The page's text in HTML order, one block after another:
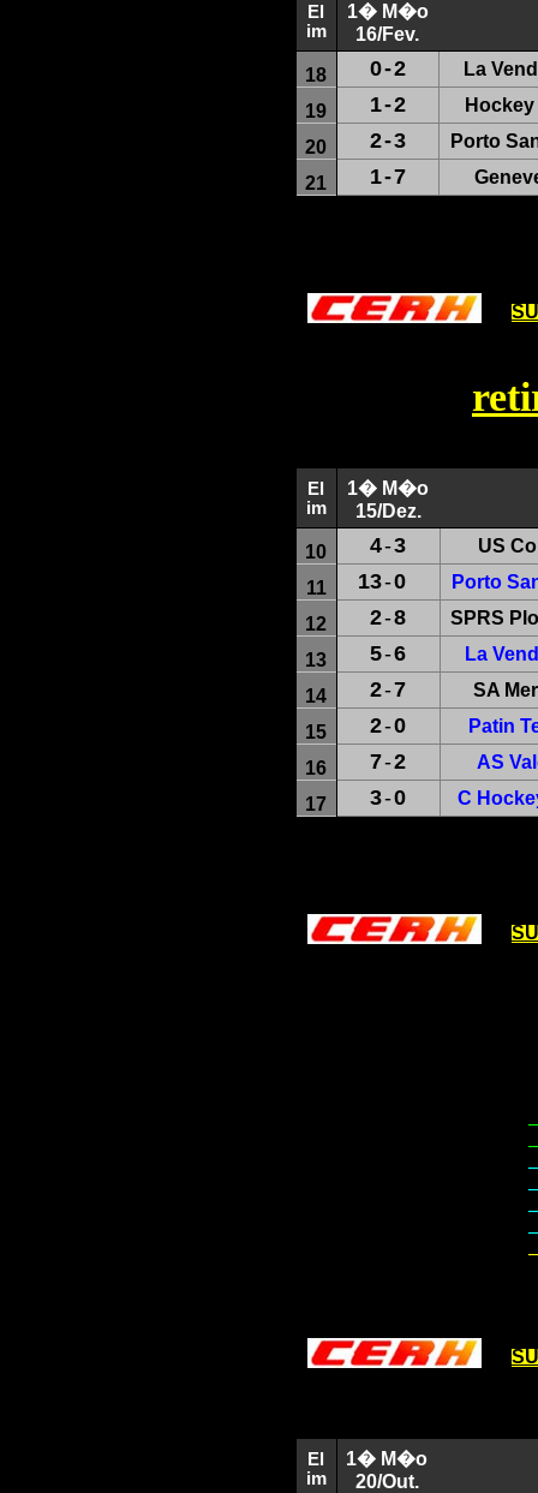
El
im
1� M�o
16/Fev.
18
0-2 La
19 1-2
20 2-3 Porto
21 1-7
El
im
1� M�o
15/Dez.
10
4-3 US
11 13-0 Porto
12 2-8 SPRS
13 5-6 La
14 2-7 SA
15 2-0 Patin
16 7-2 AS
17 3-0 C
–
–
–
–
–
–
–
El
im
1� M�o
20/Out.